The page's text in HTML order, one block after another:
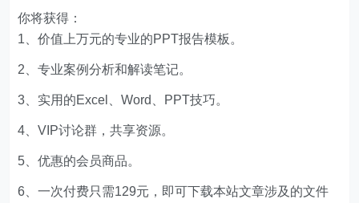
你将获得：
1、价值上万元的专业的PPT报告模板。
2、专业案例分析和解读笔记。
3、实用的Excel、Word、PPT技巧。
4、VIP讨论群，共享资源。
5、优惠的会员商品。
6、一次付费只需129元，即可下载本站文章涉及的文件